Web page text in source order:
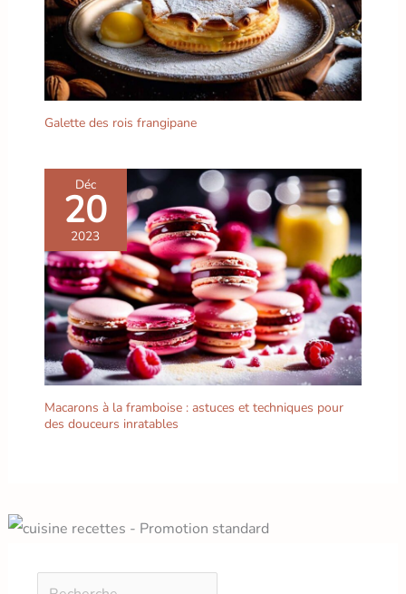
Galette des rois frangipane
Déc
20
2023
Macarons à la framboise : astuces et techniques pour
des douceurs inratables